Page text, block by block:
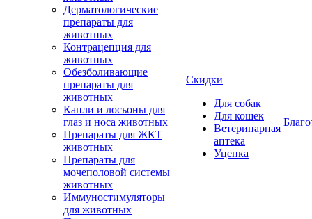
Дерматологические
препараты для
животных
Контрацепция для
животных
Обезболивающие
препараты для
животных
Капли и лосьоны для
глаз и носа животных
Препараты для ЖКТ
животных
Препараты для
мочеполовой системы
животных
Иммуностимуляторы
для животных
Скидки
Для собак
Для кошек
Ветеринарная
аптека
Уценка